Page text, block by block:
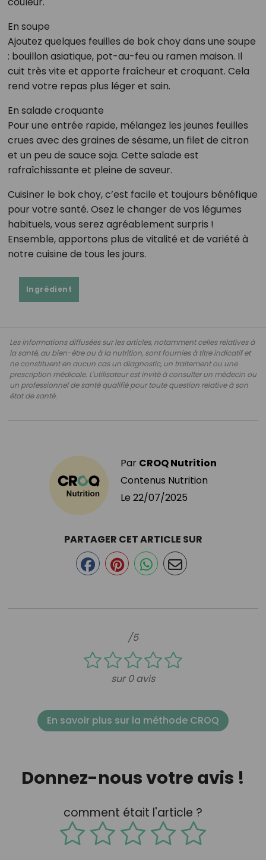
En soupe
Ajoutez quelques feuilles de bok choy dans une soupe
: bouillon asiatique, pot-au-feu ou ramen maison. Il
cuit très vite et apporte fraîcheur et croquant. Cela
rend votre repas plus léger et sain.
En salade croquante
Pour une entrée rapide, mélangez les jeunes feuilles
crues avec des graines de sésame, un filet de citron
et un peu de sauce soja. Cette salade est
rafraîchissante et pleine de saveur.
Cuisiner le bok choy, c’est facile et toujours bénéfique
pour votre santé. Osez le changer de vos légumes
habituels, vous serez agréablement surpris !
Ensemble, apportons plus de vitalité et de variété à
notre cuisine de tous les jours.
Ingrédient
Les informations diffusées sur les articles, notamment celles relatives à
la santé, au bien-être ou à la nutrition, sont fournies à titre indicatif et
ne constituent en aucun cas un diagnostic, un traitement ou une
prescription médicale. L'utilisateur est invité à consulter un médecin ou
un professionnel de santé qualifié pour toute question relative à son
état de santé.
Par CROQ Nutrition
Contenus Nutrition
Le 22/07/2025
/5
sur 0 avis
PARTAGER CET ARTICLE SUR
En savoir plus sur la méthode CROQ
Donnez-nous votre avis !
comment était l'article ?